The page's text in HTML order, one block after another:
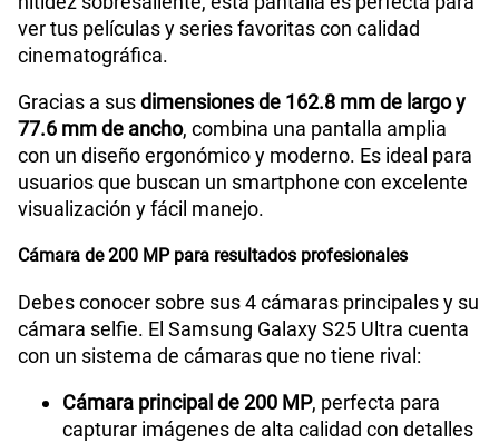
Lector de Huella Si
Modelo SM-S938B
Dimensión 162.8 x 77.6 x 8.2
Carga rápida
ver tus películas y series favoritas con calidad
cinematográfica.
Gracias a susdimensiones de 162.8 mm de largo y
77.6 mm de ancho, combina una pantalla amplia
con un diseño ergonómico y moderno. Es ideal para
usuarios que buscan un smartphone con excelente
visualización y fácil manejo.
Cámara de 200 MP para resultados profesionales
Debes conocer sobre sus 4 cámaras principales y su
cámara selfie. El Samsung Galaxy S25 Ultra cuenta
con un sistema de cámaras que no tiene rival:
Cámara principal de 200 MP, perfecta para
capturar imágenes de alta calidad con detalles